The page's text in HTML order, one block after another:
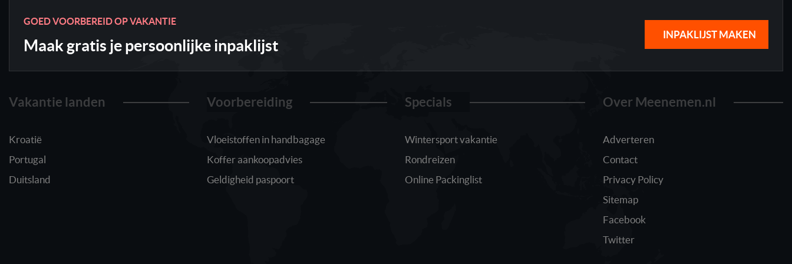
GOED VOORBEREID OP VAKANTIE
Maak gratis je persoonlijke inpaklijst
INPAKLIJST MAKEN
Vakantie landen
Kroatië
Portugal
Duitsland
Voorbereiding
Vloeistoffen in handbagage
Koffer aankoopadvies
Geldigheid paspoort
Specials
Wintersport vakantie
Rondreizen
Online Packinglist
Over Meenemen.nl
Adverteren
Contact
Privacy Policy
Sitemap
Facebook
Twitter